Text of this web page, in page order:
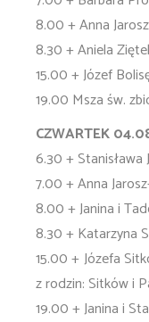
8.00 + Anna
8.30 + Aniela
15.00 + Józef
19.00 Msza św.
CZWARTEK
6.30 + Stanisława
7.00 + Anna
8.00 + Janina i
8.30 + Katarzyna
15.00 + Józefa
z rodzin: Sitków i
19.00 + Janina i